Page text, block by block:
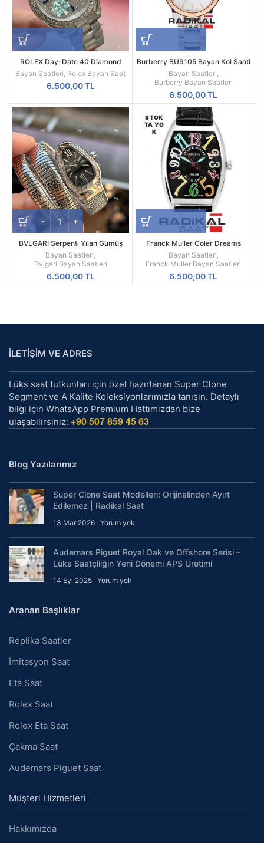
ROLEX Day-Date 40 Diamond
Kadran Baget Taşlı Rakam Gümüş
Kasa
Bayan Saatleri Rolex Bayan Saat
6.500,00TL
Burberry BU9105 Bayan Kol Saati
Bayan Saatleri
Burberry Bayan Saatleri
6.500,00TL
BVLGARI Serpenti Yılan Gümüş
Renk 3 Sarmal Siyah Kadran
Kadın Saati
Bayan Saatleri,
Bvlgari Bayan Saatleri
6.500,00TL
STOK
TA YO
K
Franck Muller Coler Dreams
Bayan Saatleri,
Franck Muller Bayan Saatleri
6.500,00TL
İLETİŞİM VE ADRES
Lüks saat tutkunları için özel hazırlanan Super Clone
Segment ve A Kalite Koleksiyonlarımızla tanışın. Detaylı
bilgi için WhatsApp Premium Hattımızdan bize
ulaşabilirsiniz: +90 507 859 45 63
Blog Yazılarımız
Super Clone Saat Modelleri: Orijinalinden Ayırt
Edilemez | Radikal Saat
13 Mar 2026 Yorum yok
Audemars Piguet Royal Oak ve Offshore Serisi –
Lüks Saatçiliğin Yeni Dönemi APS Üretimi
14 Eyl 2025 Yorum yok
Aranan Başlıklar
Replika Saatler
İmitasyon Saat
Eta Saat
Rolex Saat
Rolex Eta Saat
Çakma Saat
Audemars Piguet Saat
Müşteri Hizmetleri
Hakkımızda